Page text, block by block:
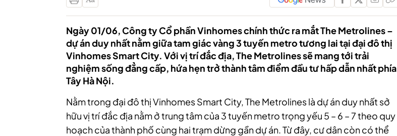
Ngày 01/06, Công ty Cổ phần Vinhomes chính thức ra mắt The Metrolines –
dự án duy nhất nằm giữa tam giác vàng 3 tuyến metro tương lai tại đại đô thị
Vinhomes Smart City. Với vị trí đắc địa, The Metrolines sẽ mang tới trải
nghiệm sống đẳng cấp, hứa hẹn trở thành tâm điểm đầu tư hấp dẫn nhất phía
Tây Hà Nội.
Nằm trong đại đô thị Vinhomes Smart City, The Metrolines là dự án duy nhất sở
hữu vị trí đắc địa nằm ở trung tâm của 3 tuyến metro trọng yếu 5 – 6 – 7 theo quy
hoạch của thành phố cùng hai trạm dừng gần dự án. Từ đây, cư dân còn có thể